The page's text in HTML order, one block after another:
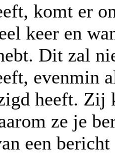
komt er
keer en
Dit zal
evenmin
heeft. Zij
ze je
een